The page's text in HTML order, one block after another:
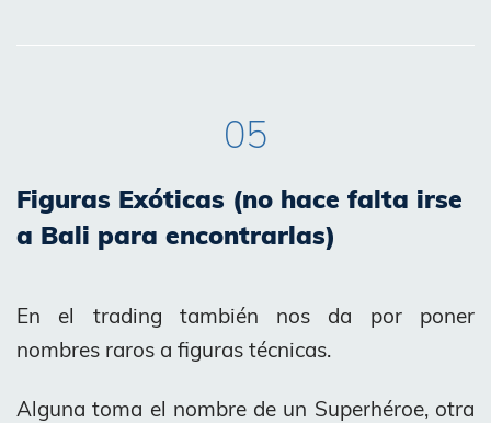
05
Figuras Exóticas (no hace falta irse
a Bali para encontrarlas)
En el trading también nos da por poner
nombres raros a figuras técnicas.
Alguna toma el nombre de un Superhéroe, otra